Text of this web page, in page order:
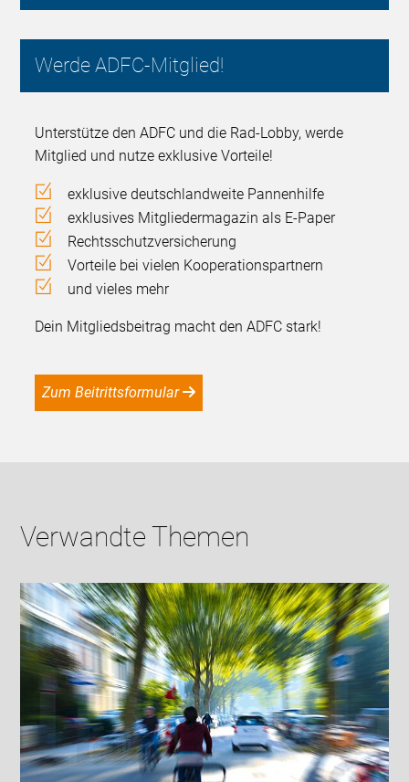
Werde ADFC-Mitglied!
Unterstütze den ADFC und die Rad-Lobby, werde
Mitglied und nutze exklusive Vorteile!
exklusive deutschlandweite Pannenhilfe
exklusives Mitgliedermagazin als E-Paper
Rechtsschutzversicherung
Vorteile bei vielen Kooperationspartnern
und vieles mehr
Dein Mitgliedsbeitrag macht den ADFC stark!
Zum Beitrittsformular
Verwandte Themen